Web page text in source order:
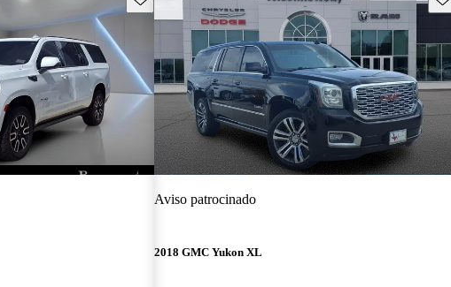
Aviso patrocinado
2018 GMC Yukon XL